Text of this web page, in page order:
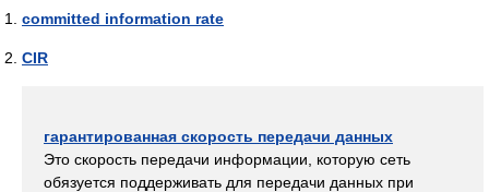
committed information rate
CIR
гарантированная скорость передачи данных
Это скорость передачи информации, которую сеть
обязуется поддерживать для передачи данных при